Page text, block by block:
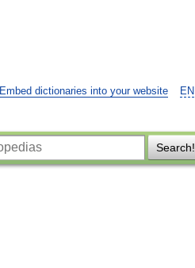
EN
Embed dictionaries into your website
Search!